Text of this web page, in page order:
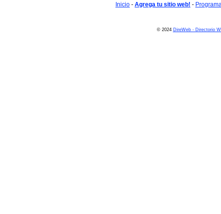
Inicio - Agrega tu sitio web! -
© 2024 DireWeb - Directorio